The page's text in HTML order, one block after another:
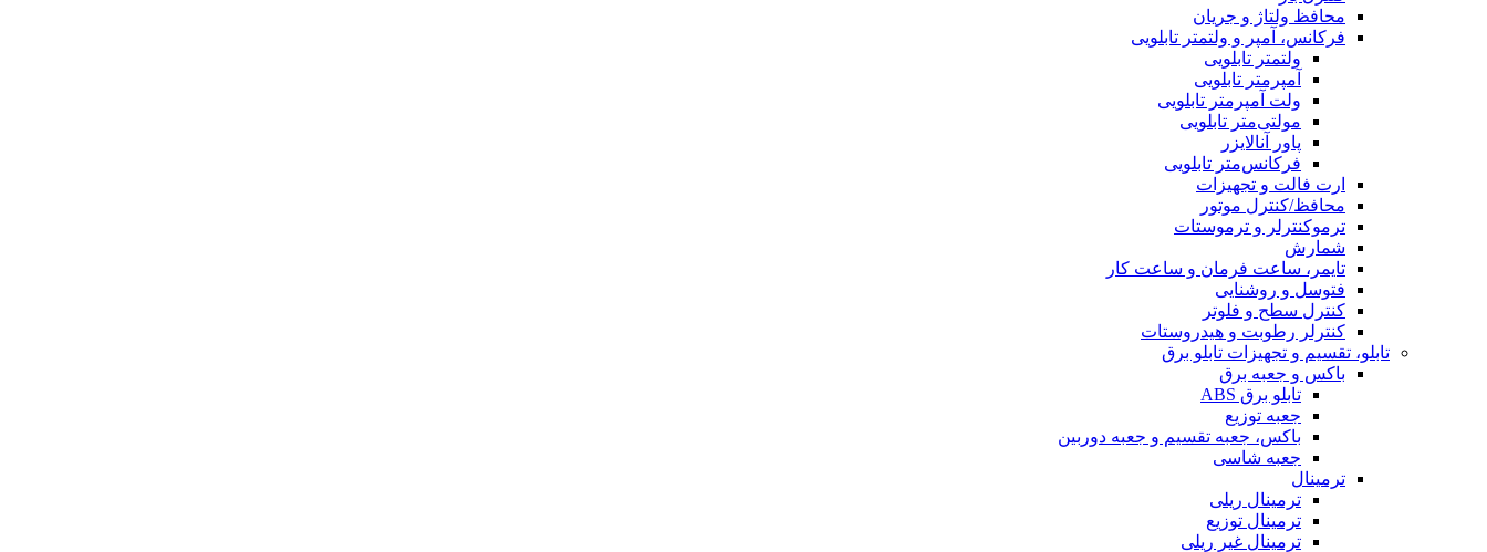
محافظ ولتاژ و جریان
فرکانس، آمپر و ولتمتر تابلویی
ولتمتر تابلویی
آمپرمتر تابلویی
ولت آمپرمتر تابلویی
مولتی‌متر تابلویی
پاور آنالایزر
فرکانس‌متر تابلویی
ارت فالت و تجهیزات
محافظ/کنترل موتور
ترموکنترلر و ترموستات
شمارش
تایمر، ساعت فرمان و ساعت کار
فتوسل و روشنایی
کنترل سطح و فلوتر
کنترلر رطوبت و هیدروستات
تابلو، تقسیم و تجهیزات تابلو برق
باکس و جعبه برق
تابلو برق ABS
جعبه توزیع
باکس، جعبه تقسیم و جعبه دوربین
جعبه شاسی
ترمینال
ترمینال ریلی
ترمینال توزیع
ترمینال غیر ریلی